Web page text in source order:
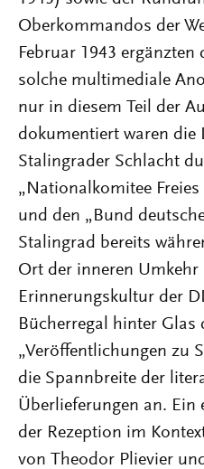
Oberkommandos der
Februar 1943
solche multimediale
nur in diesem Teil der
dokumentiert waren die
Stalingrader Schlacht
„Nationalkomitee
und den „Bund
Stalingrad bereits
Ort der inneren
Erinnerungskultur der
Bücherregal hinter Glas
„Veröffentlichungen zu
die Spannbreite der
Überlieferungen an. Ein
der Rezeption im
von Theodor Plievier